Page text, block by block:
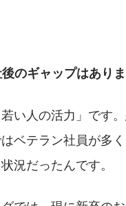
のギャップはあり
い人の活力」です
ベテラン社員が多
況だったんです。